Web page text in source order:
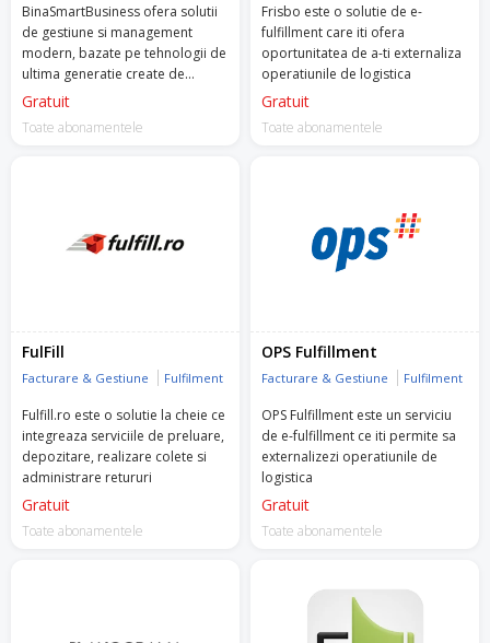
BinaSmartBusiness ofera solutii
de gestiune si management
modern, bazate pe tehnologii de
ultima generatie create de
experti in domeniu, pentru
mijlocii din zona vanzarilor cu
Gratuit
Toate abonamentele
Frisbo este o solutie de e-
fulfillment care iti ofera
oportunitatea de a-ti externaliza
operatiunile de logistica
Gratuit
Toate abonamentele
FulFill
Facturare & Gestiune Fulfilment
Fulfill.ro este o solutie la cheie ce
integreaza serviciile de preluare,
depozitare, realizare colete si
administrare retururi
Gratuit
Toate abonamentele
OPS Fulfillment
Facturare & Gestiune Fulfilment
OPS Fulfillment este un serviciu
de e-fulfillment ce iti permite sa
externalizezi operatiunile de
logistica
Gratuit
Toate abonamentele